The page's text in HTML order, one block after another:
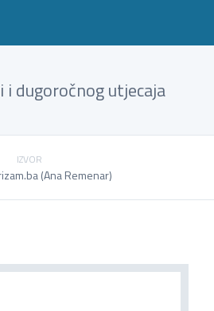
dugoročnog utjecaja
IZVOR
(Ana Remenar)